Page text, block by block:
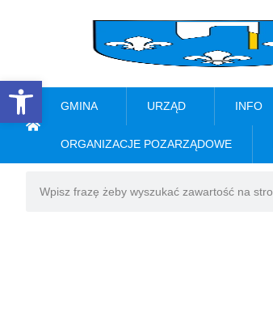
Open toolbar
GMINA URZĄD INFO
ORGANIZACJE POZARZĄDOWE